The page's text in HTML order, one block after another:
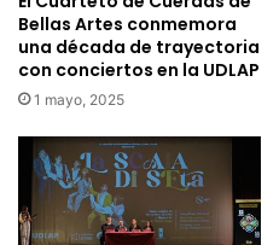
Bellas Artes conmemora
una década de trayectoria
con conciertos en la UDLAP
1 mayo, 2025